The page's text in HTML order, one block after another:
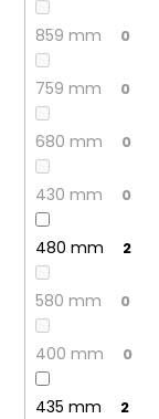
859 mm 0
759 mm 0
680 mm 0
430 mm 0
480 mm 2
580 mm 0
400 mm 0
435 mm 2